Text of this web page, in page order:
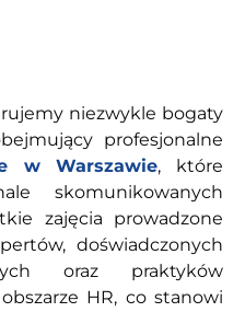
niezwykle bogaty
profesjonalne
w Warszawie, które
skomunikowanych
zajęcia prowadzone
doświadczonych
oraz praktyków
HR, co stanowi